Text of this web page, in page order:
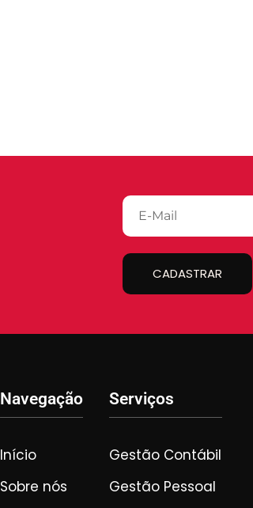
CADASTRAR
Navegação
Início
Sobre nós
Serviços
Gestão Contábil
Gestão Pessoal